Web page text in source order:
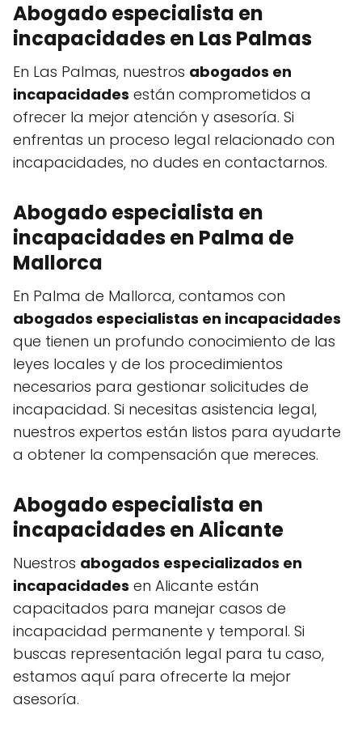
Abogado especialista en
incapacidades en Las Palmas
En Las Palmas, nuestros abogados en
incapacidades están comprometidos a
ofrecer la mejor atención y asesoría. Si
enfrentas un proceso legal relacionado con
incapacidades, no dudes en contactarnos.
Abogado especialista en
incapacidades en Palma de
Mallorca
En Palma de Mallorca, contamos con
abogados especialistas en incapacidades
que tienen un profundo conocimiento de las
leyes locales y de los procedimientos
necesarios para gestionar solicitudes de
incapacidad. Si necesitas asistencia legal,
nuestros expertos están listos para ayudarte
a obtener la compensación que mereces.
Abogado especialista en
incapacidades en Alicante
Nuestros abogados especializados en
incapacidades en Alicante están
capacitados para manejar casos de
incapacidad permanente y temporal. Si
buscas representación legal para tu caso,
estamos aquí para ofrecerte la mejor
asesoría.